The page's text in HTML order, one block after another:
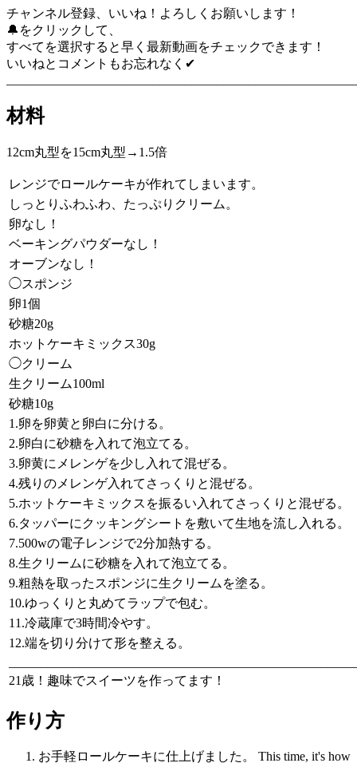
チャンネル登録、いいね！よろしくお願いします！
🔔をクリックして、
すべてを選択すると早く最新動画をチェックできます！
いいねとコメントもお忘れなく✔︎
材料
12cm丸型を15cm丸型→1.5倍
レンジでロールケーキが作れてしまいます。
しっとりふわふわ、たっぷりクリーム。
卵なし！
ベーキングパウダーなし！
オーブンなし！
◯スポンジ
卵1個
砂糖20g
ホットケーキミックス30g
◯クリーム
生クリーム100ml
砂糖10g
1.卵を卵黄と卵白に分ける。
2.卵白に砂糖を入れて泡立てる。
3.卵黄にメレンゲを少し入れて混ぜる。
4.残りのメレンゲ入れてさっくりと混ぜる。
5.ホットケーキミックスを振るい入れてさっくりと混ぜる。
6.タッパーにクッキングシートを敷いて生地を流し入れる。
7.500wの電子レンジで2分加熱する。
8.生クリームに砂糖を入れて泡立てる。
9.粗熱を取ったスポンジに生クリームを塗る。
10.ゆっくりと丸めてラップで包む。
11.冷蔵庫で3時間冷やす。
12.端を切り分けて形を整える。
21歳！趣味でスイーツを作ってます！
作り方
お手軽ロールケーキに仕上げました。 This time, it's how